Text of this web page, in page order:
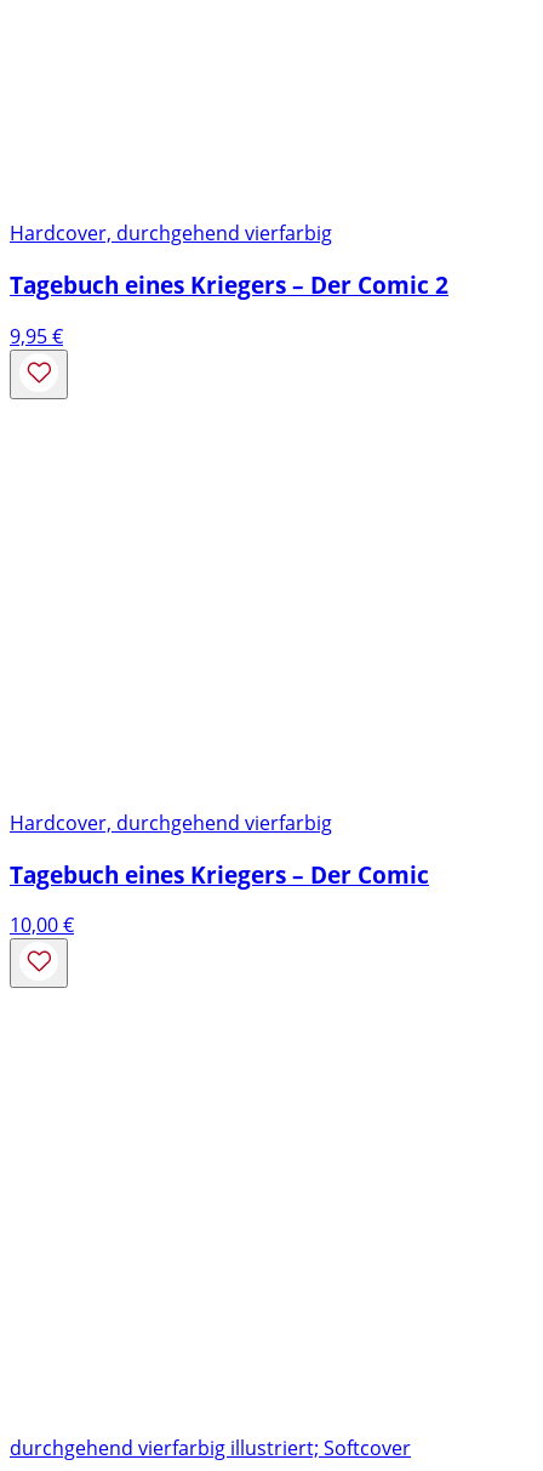
Hardcover, durchgehend vierfarbig
Tagebuch eines Kriegers – Der Comic 2
9,95€
Hardcover, durchgehend vierfarbig
Tagebuch eines Kriegers – Der Comic
10,00€
durchgehend vierfarbig illustriert; Softcover